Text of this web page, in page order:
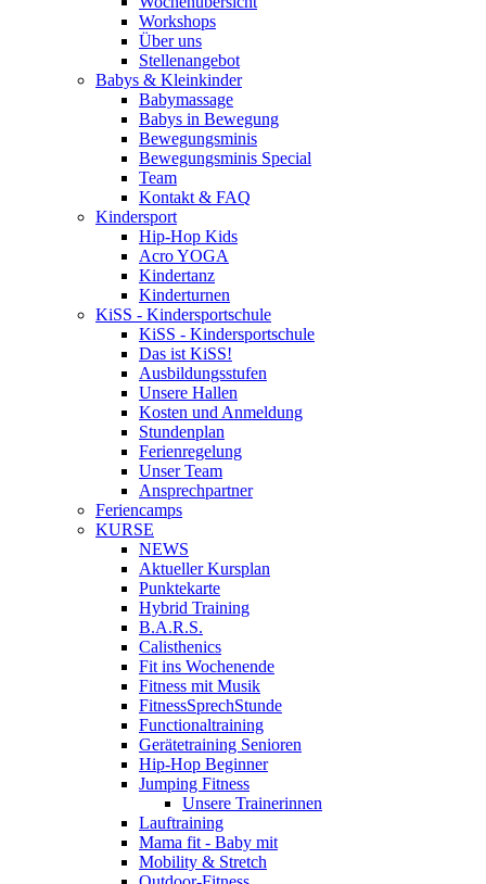
Workshops
Über uns
Stellenangebot
Babys & Kleinkinder
Babymassage
Babys in Bewegung
Bewegungsminis
Bewegungsminis Special
Team
Kontakt & FAQ
Kindersport
Hip-Hop Kids
Acro YOGA
Kindertanz
Kinderturnen
KiSS - Kindersportschule
KiSS - Kindersportschule
Das ist KiSS!
Ausbildungsstufen
Unsere Hallen
Kosten und Anmeldung
Stundenplan
Ferienregelung
Unser Team
Ansprechpartner
Feriencamps
KURSE
NEWS
Aktueller Kursplan
Punktekarte
Hybrid Training
B.A.R.S.
Calisthenics
Fit ins Wochenende
Fitness mit Musik
FitnessSprechStunde
Functionaltraining
Gerätetraining Senioren
Hip-Hop Beginner
Jumping Fitness
Unsere Trainerinnen
Lauftraining
Mama fit - Baby mit
Mobility & Stretch